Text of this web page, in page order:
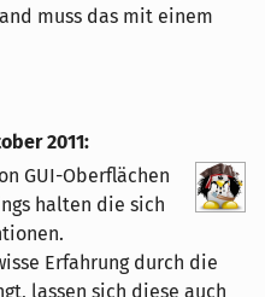
muss das mit einem
2011:
GUI-Oberflächen
halten die sich
Erfahrung durch die
lassen sich diese auch